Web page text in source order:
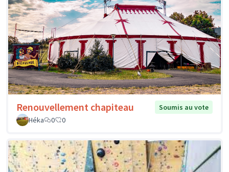
Renouvellement chapiteau
Soumis au vote
Héka
0 0